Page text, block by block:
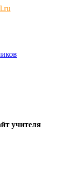
учителя